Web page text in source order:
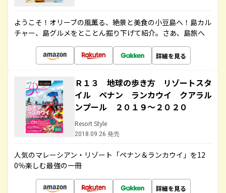
ようこそ！オリーブの風薫る、絶景と美食の小豆島へ！島カル
チャー、島グルメをとことん掘り下げて紹介。さあ、島旅へ
詳細を見る
Ｒ１３ 地球の歩き方 リゾートスタ
イル ペナン ランカウイ クアラル
ンプール ２０１９～２０２０
Resort Style
2018.09.26 発売
人気のマレーシアン・リゾート「ペナン＆ランカウイ」を12
0％楽しむ最強の一冊
詳細を見る